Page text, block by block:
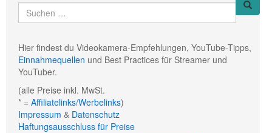
Hier findest du Videokamera-Empfehlungen, YouTube-Tipps,
Einnahmequellen und Best Practices für Streamer und
YouTuber.
(alle Preise inkl. MwSt.
* = Affiliatelinks/Werbelinks)
Impressum & Datenschutz
Haftungsausschluss für Preise